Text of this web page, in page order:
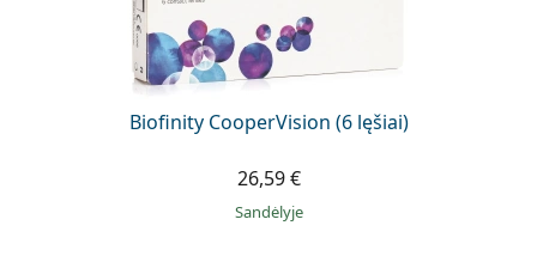
Biofinity CooperVision (6 lęšiai)
26,59 €
Sandėlyje